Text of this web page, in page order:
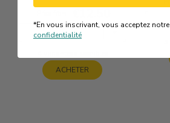
S
ACHETER
*En vous inscrivant, vous acceptez notre
confidentialité